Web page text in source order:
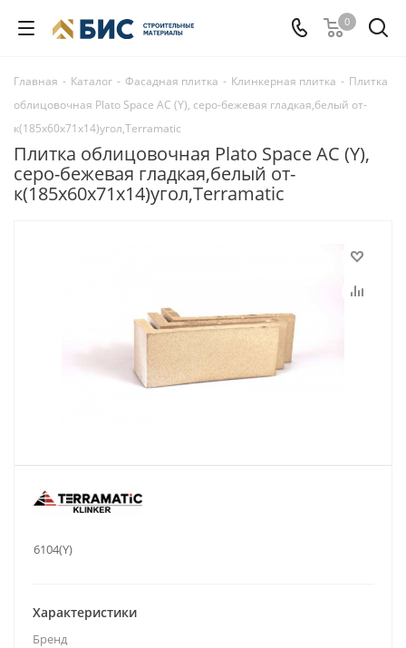
0
Главная - Каталог - Фасадная плитка - Клинкерная плитка - Плитка
облицовочная Plato Space AC (Y), серо-бежевая гладкая,белый от-
к(185х60х71х14)угол,Terramatic
Плитка облицовочная Plato Space AC (Y),
серо-бежевая гладкая,белый от-
к(185х60х71х14)угол,Terramatic
6104(Y)
Характеристики
Бренд